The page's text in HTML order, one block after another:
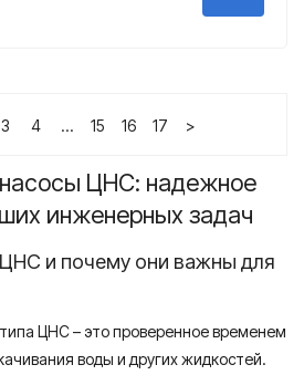
3 4 … 15 16 17 >
ЦНС: надежное
инженерных задач
и почему они важны для
ЦНС – это проверенное временем
воды и других жидкостей.